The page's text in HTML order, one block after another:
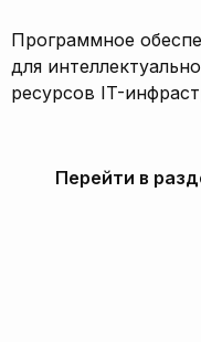
Программное
для
ресурсов IT-
Перейти в